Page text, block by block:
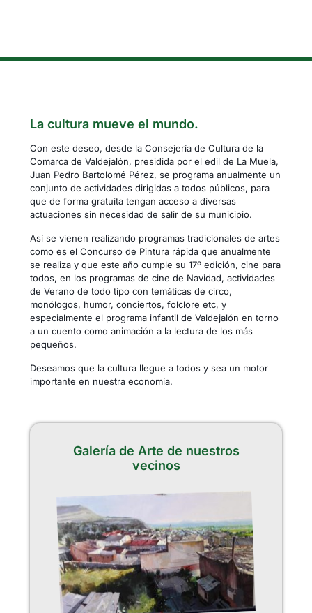
La cultura mueve el mundo.
Con este deseo, desde la Consejería de Cultura de la
Comarca de Valdejalón, presidida por el edil de La Muela,
Juan Pedro Bartolomé Pérez, se programa anualmente un
conjunto de actividades dirigidas a todos públicos, para
que de forma gratuita tengan acceso a diversas
actuaciones sin necesidad de salir de su municipio.
Así se vienen realizando programas tradicionales de artes
como es el Concurso de Pintura rápida que anualmente
se realiza y que este año cumple su 17º edición, cine para
todos, en los programas de cine de Navidad, actividades
de Verano de todo tipo con temáticas de circo,
monólogos, humor, conciertos, folclore etc, y
especialmente el programa infantil de Valdejalón en torno
a un cuento como animación a la lectura de los más
pequeños.
Deseamos que la cultura llegue a todos y sea un motor
importante en nuestra economía.
Galería de Arte de nuestros
vecinos